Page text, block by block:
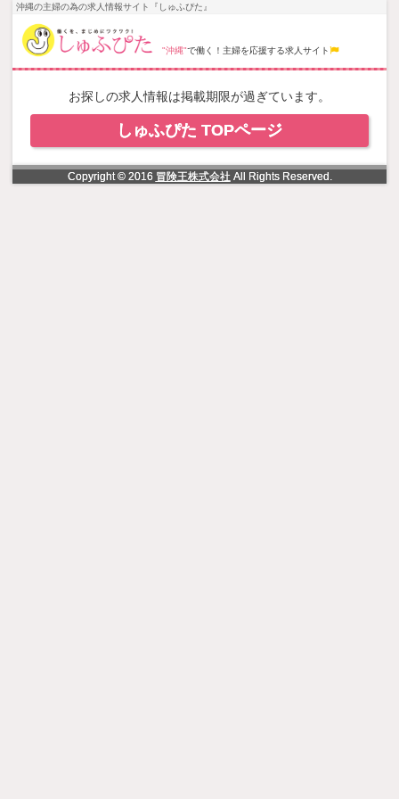
NowLoading
沖縄の主婦の為の求人情報サイト『しゅふぴた』
"沖縄"で働く！主婦を応援する求人サイト
お探しの求人情報は掲載期限が過ぎています。
しゅふぴた TOPページ
Copyright © 2016 冒険王株式会社All Rights Reserved.